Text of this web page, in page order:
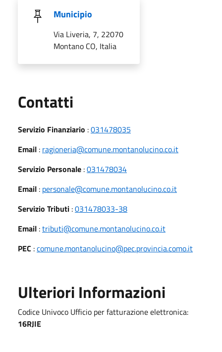
Municipio
Via Liveria, 7, 22070
Montano CO, Italia
Contatti
Servizio Finanziario :031478035
Email : ragioneria@comune.montanolucino.co.it
Servizio Personale :031478034
Email : personale@comune.montanolucino.co.it
Servizio Tributi :031478033-38
Email :tributi@comune.montanolucino.co.it
PEC :comune.montanolucino@pec.provincia.como.it
Ulteriori Informazioni
Codice Univoco Ufficio per fatturazione elettronica:
16RJIE